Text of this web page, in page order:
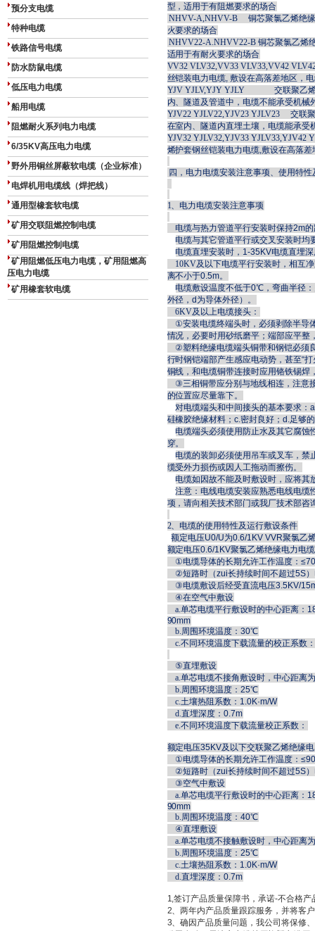
预分支电缆
特种电缆
铁路信号电缆
防水防鼠电缆
低压电力电缆
船用电缆
阻燃耐火系列电力电缆
6/35KV高压电力电缆
野外用铜丝屏蔽软电缆（企业标准）
电焊机用电缆线（焊把线）
通用型橡套软电缆
矿用交联阻燃控制电缆
矿用阻燃控制电缆
矿用阻燃低压电力电缆，矿用阻燃高
压电力电缆
矿用橡套软电缆
型，适用于有阻燃要求的场合
NHVV-A,NHVV-B铜芯聚氯乙烯绝
火要求的场合
NHVV22-A.NHVV22-B铜芯聚氯乙烯
适用于有耐火要求的场合
VV32 VLV32,VV33 VLV33,VV42
丝铠装电力电缆, 敷设在高落差地区，
YJV YJLV,YJY YJLY交联聚乙
内、隧道及管道中，电缆不能承受机械
YJV22 YJLV22,YJV23 YJLV23交联
在室内、隧道内直埋土壤，电缆能承受
YJV32 YJLV32,YJV33 YJLV33,YJV42
烯护套钢丝铠装电力电缆,敷设在高落
四，电力电缆安装注意事项、使用特
1、电力电缆安装注意事项
电缆与热力管道平行安装时保持2m
电缆与其它管道平行或交叉安装时均
电缆直埋安装时， 1-35KV电缆直埋
10KV及以下电缆平行安装时，相互
离不小于0.5m。
电缆敷设温度不低于0℃，弯曲半径
外径，d为导体外径）。
6KV及以上电缆接头：
①安装电缆终端头时，必须剥除半导
情况，必要时用砂纸磨平；端部应平
②塑料绝缘电缆端头铜带和钢铠必须
行时钢铠端部产生感应电动势，甚至“
铜线，和电缆铜带连接时应用铬铁锡
③三相铜带应分别与地线相连，注意
的位置应尽量靠下。
对电缆端头和中间接头的基本要求：
硅橡胶绝缘材料；c.密封良好；d.足够
电缆端头必须使用防止水及其它腐
穿。
电缆的装卸必须使用吊车或叉车，
缆受外力损伤或因人工拖动而擦伤。
电缆如因故不能及时敷设时，应将
注意：电线电缆安装应熟悉电线电
项，请向相关技术部门或我厂技术部咨
2、电缆的使用特性及运行敷设条件
额定电压U0/U为0.6/1KV VVR聚氯乙
额定电压0.6/1KV聚氯乙烯绝缘电力电缆
①电缆导体的长期允许工作温度：
②短路时（zui长持续时间不超过5S
③电缆敷设后经受直流电压3.5KV/
④在空气中敷设
a.单芯电缆平行敷设时的中心距离：
90mm
b.周围环境温度：30℃
c.不同环境温度下载流量的校正系数
⑤直埋敷设
a.单芯电缆不接角敷设时，中心距离
b.周围环境温度：25℃
c.土壤热阻系数：1.0K·m/W
d.直埋深度：0.7m
e.不同环境温度下载流量校正系数：
额定电压35KV及以下交联聚乙烯绝缘
①电缆导体的长期允许工作温度：
②短路时（zui长持续时间不超过5S
③空气中敷设
a.单芯电缆平行敷设时的中心距离：
90mm
b.周围环境温度：40℃
④直埋敷设
a.单芯电缆不接触敷设时，中心距离
b.周围环境温度：25℃
c.土壤热阻系数：1.0K·m/W
d.直埋深度：0.7m
1,签订产品质量保障书，承诺-不合格产
2、两年内产品质量跟踪服务，并将客
3、确因产品质量问题，我公司将保修